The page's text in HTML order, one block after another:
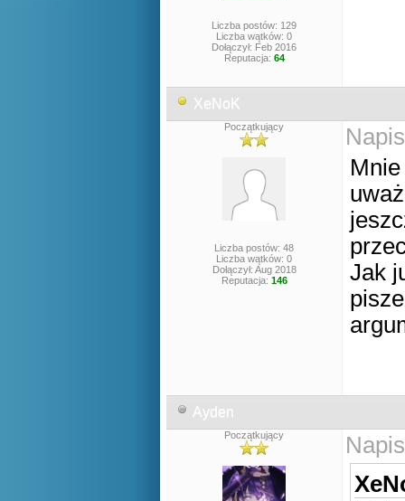
Liczba postów: 129
Liczba wątków: 0
Dołączył: Feb 2016
Reputacja: 64
XeNoK
Początkujący
Liczba postów: 48
Liczba wątków: 0
Dołączył: Aug 2018
Reputacja: 146
Jak
Ayden
Początkujący